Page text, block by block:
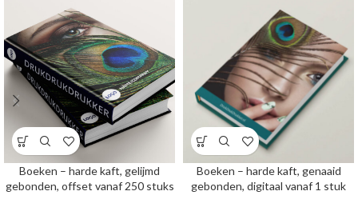
Boeken – harde kaft, gelijmd
gebonden, offset vanaf 250 stuks
Boeken – harde kaft, genaaid
gebonden, digitaal vanaf 1 stuk